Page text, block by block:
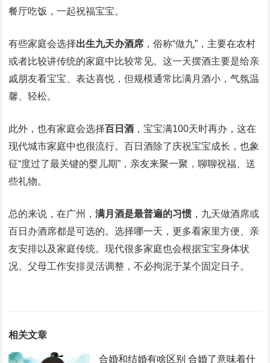
餐厅吃饭，一起祝福宝宝。
有些家庭会选择出生九天办酒席 ，俗称“做九”，主要在农村
或者比较讲传统的家庭中比较常见。这一天摆酒主要是给亲
戚朋友看宝宝、表达喜悦，但规模通常比满月酒小，气氛温
馨、轻松。
此外，也有家庭会选择百日酒 ，宝宝满100天时再办，这在
现代城市家庭中也很流行。百日酒除了庆祝宝宝成长，也象
征“度过了最关键的婴儿期”，亲友来聚一聚，聊聊祝福、送
些礼物。
总的来说，在广州，满月酒是最普遍的习惯 ，九天做酒席或
百日办酒席都是可选的。选择哪一天，更多看家里方便、亲
友安排以及家庭传统。现代很多家庭也会根据宝宝身体状
况、父母工作安排灵活调整，不必拘泥于某个固定日子。
相关文章
合婚和结婚有啥区别 合婚了意味着什